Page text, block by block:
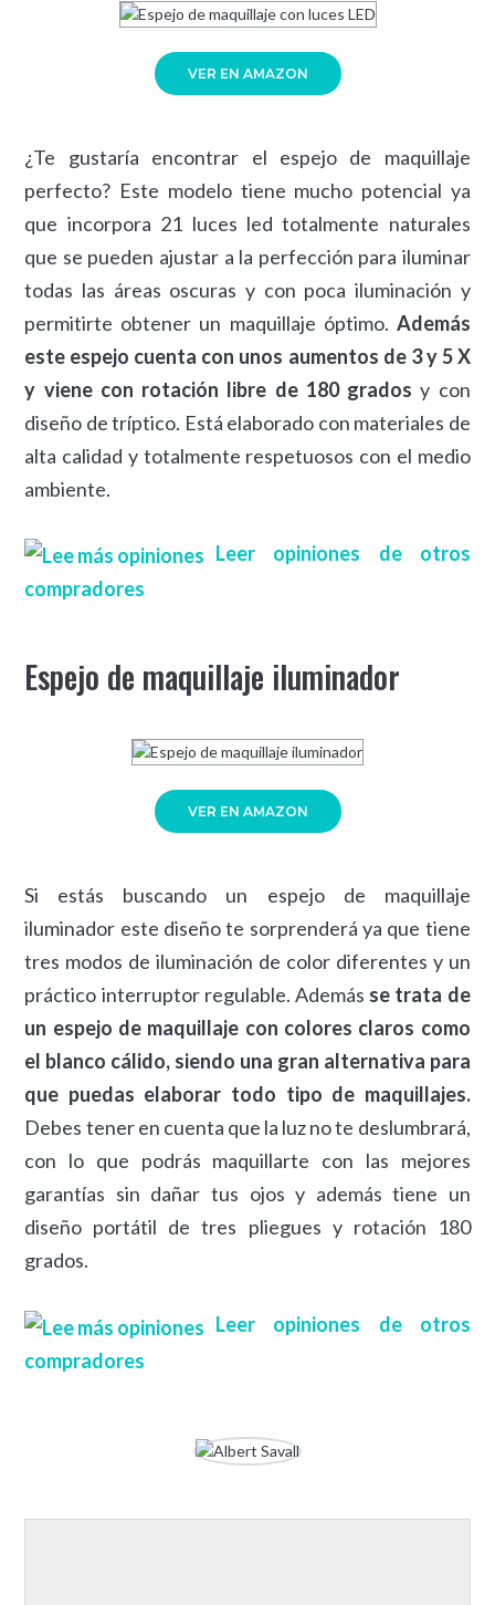
VER EN AMAZON
¿Te gustaría encontrar el espejo de maquillaje
perfecto? Este modelo tiene mucho potencial ya
que incorpora 21 luces led totalmente naturales
que se pueden ajustar a la perfección para iluminar
todas las áreas oscuras y con poca iluminación y
permitirte obtener un maquillaje óptimo. Además
este espejo cuenta con unos aumentos de 3 y 5 X
y viene con rotación libre de 180 grados y con
diseño de tríptico. Está elaborado con materiales de
alta calidad y totalmente respetuosos con el medio
ambiente.
Leer opiniones de otros
compradores
Espejo de maquillaje iluminador
VER EN AMAZON
Si estás buscando un espejo de maquillaje
iluminador este diseño te sorprenderá ya que tiene
tres modos de iluminación de color diferentes y un
práctico interruptor regulable. Además se trata de
un espejo de maquillaje con colores claros como
el blanco cálido, siendo una gran alternativa para
que puedas elaborar todo tipo de maquillajes.
Debes tener en cuenta que la luz no te deslumbrará,
con lo que podrás maquillarte con las mejores
garantías sin dañar tus ojos y además tiene un
diseño portátil de tres pliegues y rotación 180
grados.
Leer opiniones de otros
compradores